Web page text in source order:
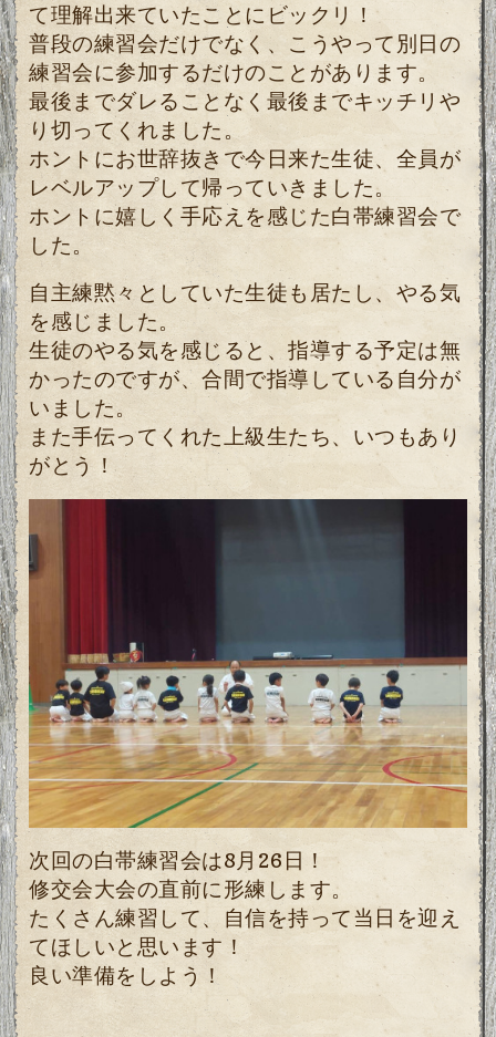
て理解出来ていたことにビックリ！
普段の練習会だけでなく、こうやって別日の
練習会に参加するだけのことがあります。
最後までダレることなく最後までキッチリや
り切ってくれました。
ホントにお世辞抜きで今日来た生徒、全員が
レベルアップして帰っていきました。
ホントに嬉しく手応えを感じた白帯練習会で
した。
自主練黙々としていた生徒も居たし、やる気
を感じました。
生徒のやる気を感じると、指導する予定は無
かったのですが、合間で指導している自分が
いました。
また手伝ってくれた上級生たち、いつもあり
がとう！
次回の白帯練習会は8月26日！
修交会大会の直前に形練します。
たくさん練習して、自信を持って当日を迎え
てほしいと思います！
良い準備をしよう！